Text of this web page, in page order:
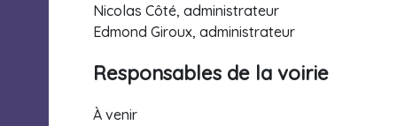
Nicolas Côté, administrateur
Edmond Giroux, administrateur
Responsables de la voirie
À venir